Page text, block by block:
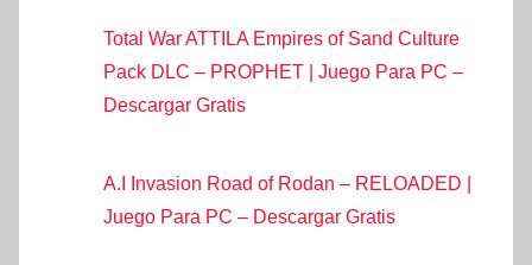
Total War ATTILA Empires of Sand Culture
Pack DLC – PROPHET | Juego Para PC –
Descargar Gratis
A.I Invasion Road of Rodan – RELOADED |
Juego Para PC – Descargar Gratis